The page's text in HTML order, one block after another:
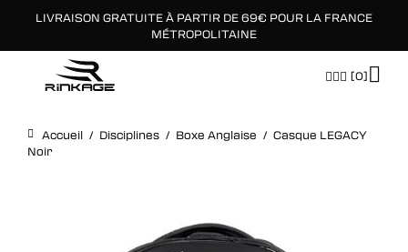
LIVRAISON GRATUITE À PARTIR DE 69€ POUR LA FRANCE
MÉTROPOLITAINE
[0]
Accueil / Disciplines / Boxe Anglaise / Casque LEGACY
Noir